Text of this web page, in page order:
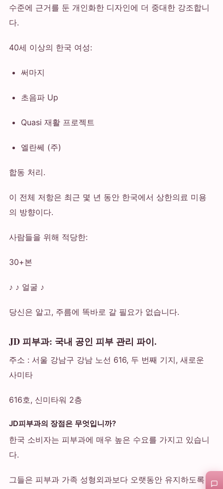
수준에 근거를 둔 개인화한 디자인에 더 중대한 강조합니
다.
40세 이상의 한국 여성:
써마지
초음파 Up
Quasi 재활 프로젝트
엘란쎄 (주)
합동 처리.
이 전체 저항은 최근 몇 년 동안 한국에서 상한의료 미용
의 방향이다.
사람들을 위해 적당한:
30+본
♪ ♪ 얼굴 ♪
당신은 알고, 주름에 똑바로 갈 필요가 없습니다.
JD 피부과: 국내 공인 피부 관리 파이.
주소 : 서울 강남구 강남 노선 616, 두 번째 기지, 새로운
사미타
616호, 신미타워 2층
JD피부과의 장점은 무엇입니까?
한국 소비자는 피부과에 매우 높은 수요를 가지고 있습니
다.
그들은 피부과 가족 성형외과보다 오랫동안 유지하도록